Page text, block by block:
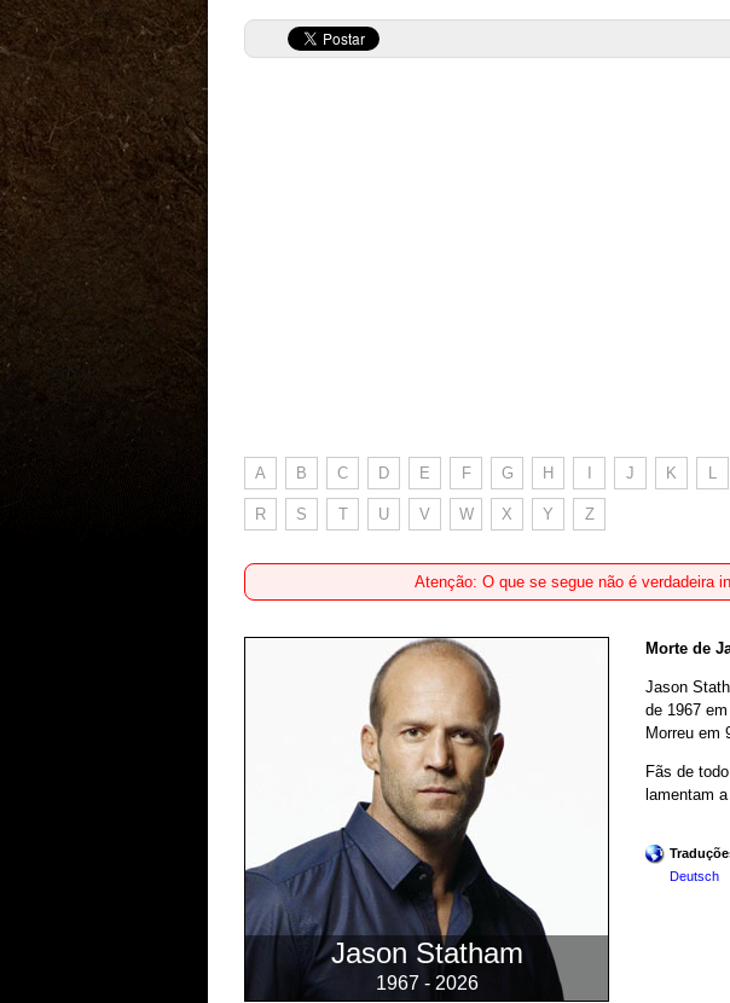
A B C D E F G H J K L
R S T U V W X Y Z
Atenção: O que se segue não é verdadeira
Jason Statham
1967 - 2026
Morte de
Jason
de 1967
Morreu em
Fãs de
lamentam
Deutsch